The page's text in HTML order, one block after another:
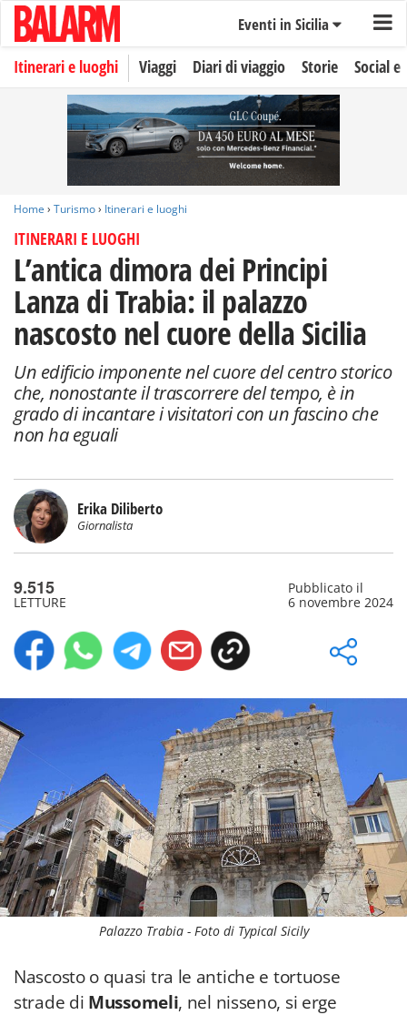
Eventi in Sicilia
Itinerari e luoghi Viaggi Diari di viaggio Storie Social
Home › Turismo› Itinerari e luoghi
ITINERARI E LUOGHI
L’antica dimora dei Principi
Lanza di Trabia: il palazzo
nascosto nel cuore della Sicilia
Un edificio imponente nel cuore del centro storico
che, nonostante il trascorrere del tempo, è in
grado di incantare i visitatori con un fascino che
non ha eguali
Erika Diliberto
Giornalista
9.515
LETTURE
Pubblicato il
6 novembre 2024
Palazzo Trabia - Foto di Typical Sicily
Nascosto o quasi tra le antiche e tortuose
strade di Mussomeli, nel nisseno, si erge